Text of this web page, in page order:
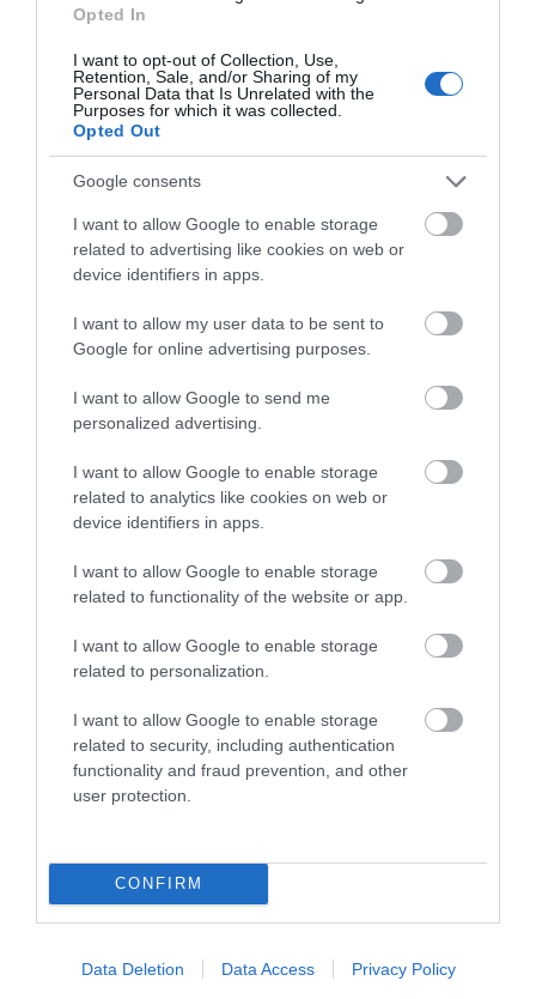
Opted In
I want to opt-out of Collection, Use,
Retention, Sale, and/or Sharing of my
Personal Data that Is Unrelated with the
Purposes for which it was collected.
Opted Out
Google consents
I want to allow Google to enable storage
related to advertising like cookies on web or
device identifiers in apps.
I want to allow my user data to be sent to
Google for online advertising purposes.
I want to allow Google to send me
personalized advertising.
I want to allow Google to enable storage
related to analytics like cookies on web or
device identifiers in apps.
I want to allow Google to enable storage
related to functionality of the website or app.
I want to allow Google to enable storage
related to personalization.
I want to allow Google to enable storage
related to security, including authentication
functionality and fraud prevention, and other
user protection.
CONFIRM
Data Deletion Data Access Privacy Policy
AC2-5JS2RW Θερμοστάτης
J/K, 100-240VAC, 2 έξοδοι
ρελέ
Διαθέσιμο
63,80 €
AC2-5PS2RL Θερμοστάτης
έξοδοι ρελέ
Διαθέσιμο Κατόπιν Παραγγελίας
PT100, 100-240VAC, 2
έξοδοι ρελέ
Διαθέσιμο
63,80 €
PTC/NTC,100-240VAC, 2
έξοδοι ρελέ
Διαθέσιμο
70,18 €